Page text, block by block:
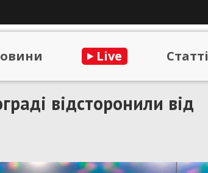
Live Статтi
відсторонили від